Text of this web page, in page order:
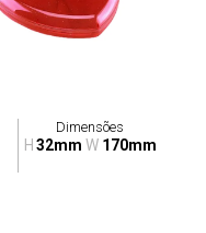
Dimensões
H 32mm W 170mm